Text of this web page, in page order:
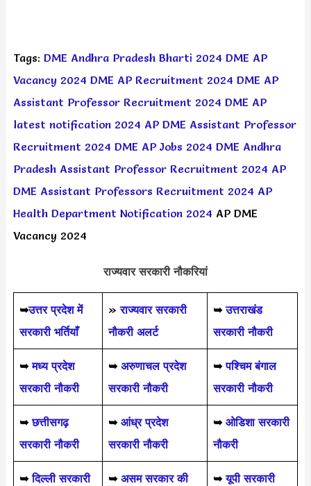
Tags: DME Andhra Pradesh Bharti 2024 DME AP
Vacancy 2024 DME AP Recruitment 2024 DME AP
Assistant Professor Recruitment 2024 DME AP
latest notification 2024 AP DME Assistant Professor
Recruitment 2024 DME AP Jobs 2024 DME Andhra
Pradesh Assistant Professor Recruitment 2024 AP
DME Assistant Professors Recruitment 2024 AP
Health Department Notification 2024 AP DME
Vacancy 2024
राज्यवार सरकारी नौकरियां
➥उत्तर प्रदेश में
सरकारी भर्तियाँ
»राज्यवार सरकारी
नौकरी अलर्ट
➥ उत्तराखंड
सरकारी नौकरी
➥ मध्य प्रदेश
सरकारी नौकरी
➥ अरुणाचल प्रदेश
सरकारी नौकरी
➥ पश्चिम बंगाल
सरकारी नौकरी
➥ छत्तीसगढ़
सरकारी नौकरी
➥ आंध्र प्रदेश
सरकारी नौकरी
➥ ओडिशा सरकारी
नौकरी
➥ दिल्ली सरकारी ➥ असम सरकार की ➥ यूपी सरकारी